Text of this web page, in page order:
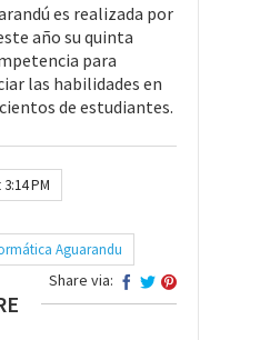
es realizada por
año su quinta
para
las habilidades en
de estudiantes.
PM
Aguarandu
Share via: